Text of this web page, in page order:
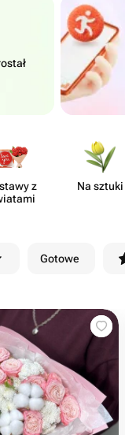
z
Na sztuki
Gotowe